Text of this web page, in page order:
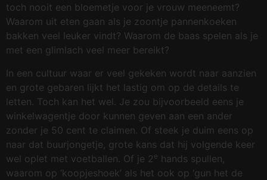
toch nooit een bloemetje voor je vrouw meeneemt?
Waarom uit eten gaan als je zoontje pannenkoeken
bakken veel leuker vindt? Waarom de baas spelen als je
met een glimlach veel meer bereikt?
In een cultuur waar er veel gekeken wordt naar aanzien
en grote gebaren lijkt het lastig om op de details te
letten. Toch kan het wel. Je zou bijvoorbeeld eens je
winkelwagentje door kunnen geven aan een ander
zonder je 50 cent te claimen. Of steek je duim eens op
naar dat buurjongetje, grote kans dat hij volgende keer
wel oplet met voetballen. Of je 2 e hands spullen,
waarom op ‘koopjeshoek’ als het ook op ‘gun het de